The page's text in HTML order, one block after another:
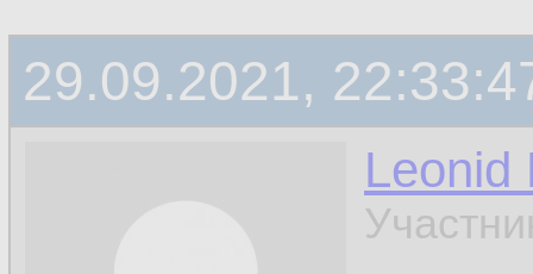
29.09.2021,
Leonid